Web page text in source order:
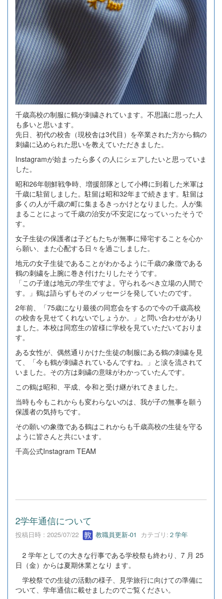
千歳高校の制服に鶴が刺繍されています。不思議に思った人
も多いと思います。
先日、初代の校舎（現校舎は3代目）を卒業された方から鶴の
刺繍に込められた思いを教えていただきました。
Instagramが始まったら多くの人にシェアしたいと思っていま
した。
昭和26年朝鮮戦争時、増援部隊として小樽に到着した米軍は
千歳に駐留しました。駐留は昭和32年まで続きます。駐留は
多くの人が千歳の町に集まるきっかけとなりました。人が集
まることによって千歳の治安が不安定になっていったそうで
す。
女子生徒の保護者は子どもたちが無事に帰宅することを心か
ら願い、また心配する日々を過ごしました。
地元の女子生徒であることがわかるように千歳の象徴である
鶴の刺繍を上腕に巻き付けたりしたそうです。
「この子達は地元の学生ですよ。守られるべき立場の人間で
す。」鶴は語らずもそのメッセージを発していたのです。
2年前、「75歳になり最後の同窓会をするので今の千歳高校
の校舎を見せてくれないでしょうか。」と問い合わせがあり
ました。本校は同窓生の皆様に学校を見ていただいておりま
す。
ある女性が、偶然通りかけた生徒の制服にある鶴の刺繍を見
て、「今も鶴が刺繍されているんですね。」と涙を流されて
いました。その方は刺繍の意味がわかっていたんです。
この鶴は昭和、平成、令和と受け継がれてきました。
当時も今もこれからも変わらないのは、我が子の無事を願う
保護者の気持ちです。
その願いの象徴である鶴はこれからも千歳高校の生徒を守る
ように皆さんと共にいます。
千高公式Instagram TEAM
2学年通信について
投稿日時 : 2025/07/22 教職員更新-01 カテゴリ: ２学年
2 学年としての大きな行事である学校祭も終わり、7 月 25
日（金）からは夏期休業となり ます。
学校祭での生徒の活動の様子、見学旅行に向けての準備に
ついて、学年通信に載せましたのでご覧ください。